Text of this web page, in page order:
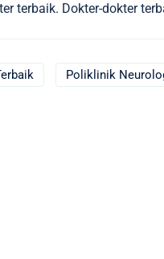
terbaik. Dokter-dokter
Poliklinik